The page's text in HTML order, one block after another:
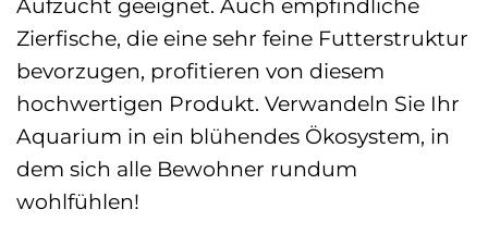
Aufzucht geeignet. Auch empfindliche
Zierfische, die eine sehr feine Futterstruktur
bevorzugen, profitieren von diesem
hochwertigen Produkt. Verwandeln Sie Ihr
Aquarium in ein blühendes Ökosystem, in
dem sich alle Bewohner rundum
wohlfühlen!